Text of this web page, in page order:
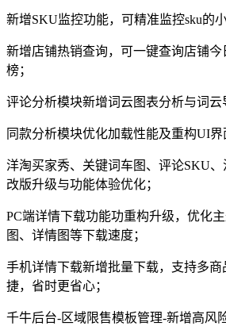
新增SKU监控功能，可精准监控sku的
新增店铺热销查询，可一键查询店铺
榜；
评论分析模块新增词云图表分析与词云
同款分析模块优化加载性能及重构UI界
洋淘买家秀、关键词车图、评论SKU
改版升级与功能体验优化；
PC端详情下载功能功重构升级，优化
图、详情图等下载速度；
手机详情下载新增批量下载，支持多
捷，省时更省心；
千牛后台-区域限售模板管理-新增高风